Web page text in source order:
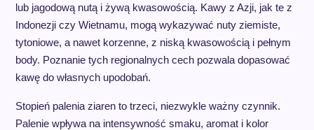
lub jagodową nutą i żywą kwasowością. Kawy z Azji, jak te z
Indonezji czy Wietnamu, mogą wykazywać nuty ziemiste,
tytoniowe, a nawet korzenne, z niską kwasowością i pełnym
body. Poznanie tych regionalnych cech pozwala dopasować
kawę do własnych upodobań.
Stopień palenia ziaren to trzeci, niezwykle ważny czynnik.
Palenie wpływa na intensywność smaku, aromat i kolor